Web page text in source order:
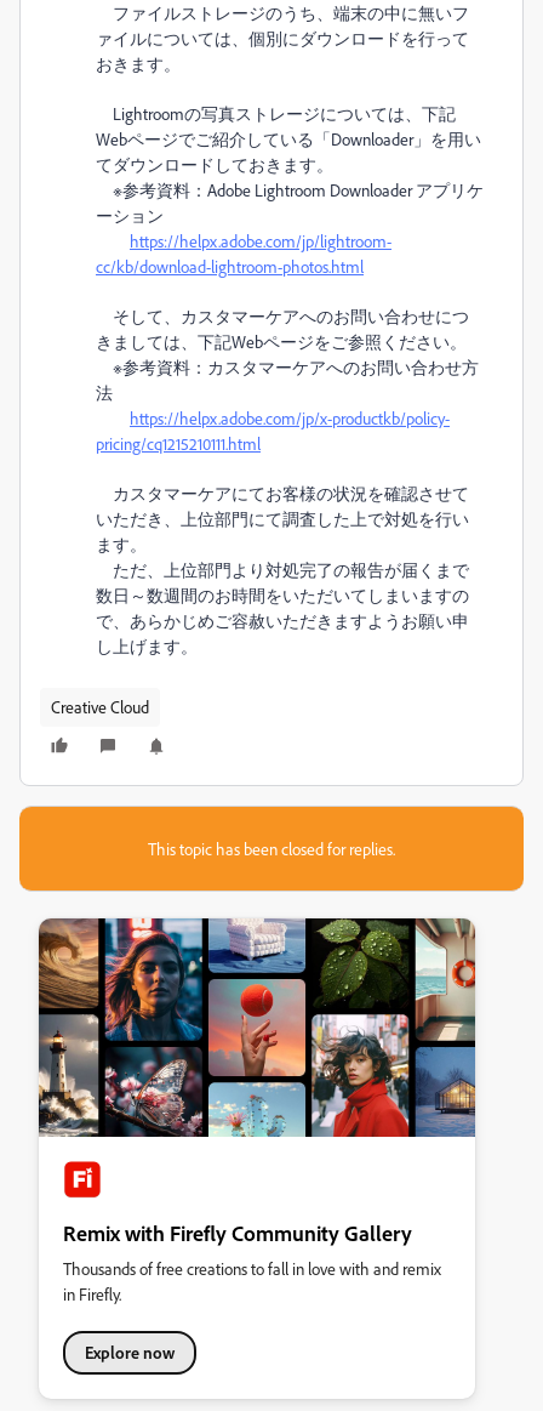
ファイルストレージのうち、端末の中に無いフ
ァイルについては、個別にダウンロードを行って
おきます。
Lightroomの写真ストレージについては、下記
Webページでご紹介している「Downloader」を用い
てダウンロードしておきます。
※参考資料：Adobe Lightroom Downloader アプリケ
ーション
https://helpx.adobe.com/jp/lightroom-
cc/kb/download-lightroom-photos.html
そして、カスタマーケアへのお問い合わせにつ
きましては、下記Webページをご参照ください。
※参考資料：カスタマーケアへのお問い合わせ方
法
https://helpx.adobe.com/jp/x-productkb/policy-
pricing/cq1215210111.html
カスタマーケアにてお客様の状況を確認させて
いただき、上位部門にて調査した上で対処を行い
ます。
ただ、上位部門より対処完了の報告が届くまで
数日～数週間のお時間をいただいてしまいますの
で、あらかじめご容赦いただきますようお願い申
し上げます。
Creative Cloud
This topic has been closed for replies.
Remix with Firefly Community Gallery
Thousands of free creations to fall in love with and remix
in Firefly.
Explore now